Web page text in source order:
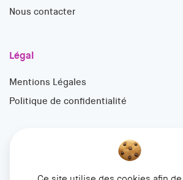
Nous contacter
Légal
Mentions Légales
Politique de confidentialité